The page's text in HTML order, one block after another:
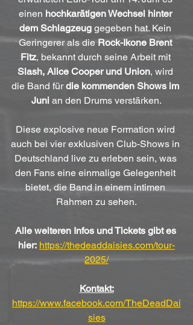
einen hochkarätigen Wechsel hinter
dem Schlagzeug gegeben hat. Kein
Geringerer als die Rock-Ikone Brent
Fitz, bekannt durch seine Arbeit mit
Slash, Alice Cooper und Union, wird
die Band für die kommenden Shows im
Juni an den Drums verstärken.
Diese explosive neue Formation wird
auch bei vier exklusiven Club-Shows in
Deutschland live zu erleben sein, was
den Fans eine einmalige Gelegenheit
bietet, die Band in einem intimen
Rahmen zu sehen.
Alle weiteren Infos und Tickets gibt es
hier: https://thedeaddaisies.com/tour-
2025/
Kontakt:
https://www.facebook.com/TheDeadDai
sies